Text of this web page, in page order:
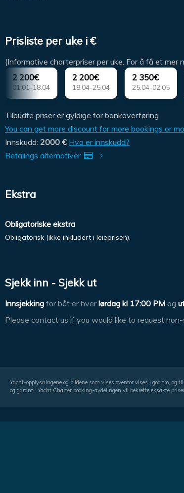
Prisliste per uke i €
(Informative charterpriser per uke. For å få et
2 200€
01.01-18.04
2 200€
18.04-25.04
2 350€
25.04-02.05
Tilbudte priser er gyldige for bankoverføring
You can get more discount for more bookings or
Innskudd: 2000 € Hva er innskudd?
Betalings alternativer
Ekstra
Obligatoriske ekstra
Obligatorisk (ikke inkludert i leieprisen).
Sjekk inn - Sjekk ut
Innsjekking for båt er hverlørdag kl 17:00 PM og
Please contact us if you would like to request
Yacht-opplysningene og bildene som vises ovenfor vises i god tro,
og garanti. Yacht Charter booking-avdelingen vil bekrefte eksakte